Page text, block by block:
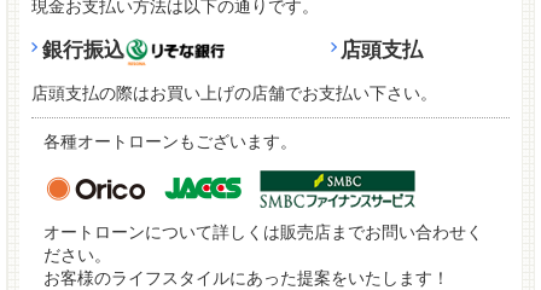
現金お支払い方法は以下の通りです。
銀行振込 店頭支払
店頭支払の際はお買い上げの店舗でお支払い下さい。
各種オートローンもございます。
オートローンについて詳しくは販売店までお問い合わせく
ださい。
お客様のライフスタイルにあった提案をいたします！